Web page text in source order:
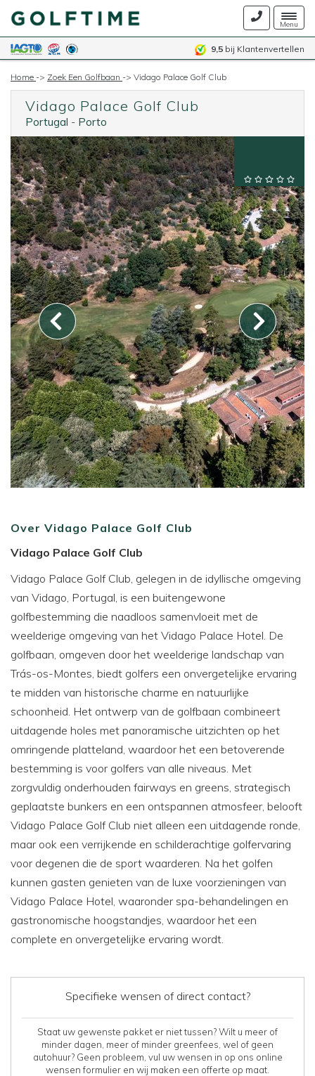
Menu
9,5 bij Klantenvertellen
Home -> Zoek Een Golfbaan -> Vidago Palace Golf Club
Vidago Palace Golf Club
Portugal - Porto
Over Vidago Palace Golf Club
Vidago Palace Golf Club
Vidago Palace Golf Club, gelegen in de idyllische omgeving
van Vidago, Portugal, is een buitengewone
golfbestemming die naadloos samenvloeit met de
weelderige omgeving van het Vidago Palace Hotel. De
golfbaan, omgeven door het weelderige landschap van
Trás-os-Montes, biedt golfers een onvergetelijke ervaring
te midden van historische charme en natuurlijke
schoonheid. Het ontwerp van de golfbaan combineert
uitdagende holes met panoramische uitzichten op het
omringende platteland, waardoor het een betoverende
bestemming is voor golfers van alle niveaus. Met
zorgvuldig onderhouden fairways en greens, strategisch
geplaatste bunkers en een ontspannen atmosfeer, belooft
Vidago Palace Golf Club niet alleen een uitdagende ronde,
maar ook een verrijkende en schilderachtige golfervaring
voor degenen die de sport waarderen. Na het golfen
kunnen gasten genieten van de luxe voorzieningen van
Vidago Palace Hotel, waaronder spa-behandelingen en
gastronomische hoogstandjes, waardoor het een
complete en onvergetelijke ervaring wordt.
Specifieke wensen of direct contact?
Staat uw gewenste pakket er niet tussen? Wilt u meer of
minder dagen, meer of minder greenfees, wel of geen
autohuur? Geen probleem, vul uw wensen in op ons online
wensen formulier en wij maken een offerte op maat.